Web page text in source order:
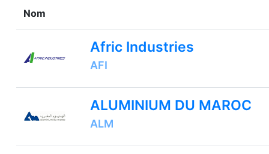
Nom
Afric Industries
AFI
ALUMINIUM DU MAROC
ALM